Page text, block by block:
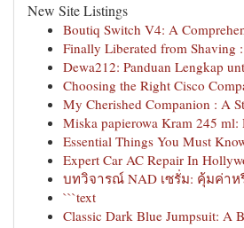
New Site Listings
Boutiq Switch V4: A
Finally Liberated from Shaving
Dewa212: Panduan Lengkap
Choosing the Right Cisco
My Cherished Companion : A
Miska papierowa Kram 245 ml:
Essential Things You Must
Expert Car AC Repair In
บทวิจารณ์ NAD เซรั่ม: คุ้มค่าห
```text
Classic Dark Blue Jumpsuit: A